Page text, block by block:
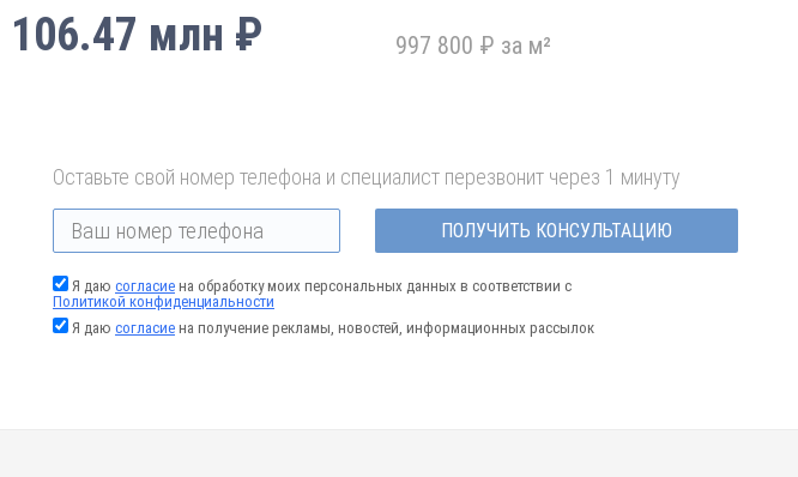
106.47 млн ₽ 997 800 ₽ за м²
Оставьте свой номер телефона и специалист перезвонит через 1 минуту
ПОЛУЧИТЬ КОНСУЛЬТАЦИЮ
Я даю согласие на обработку моих персональных данных в соответствии с
Политикой конфиденциальности
Я даю согласие на получение рекламы, новостей, информационных рассылок